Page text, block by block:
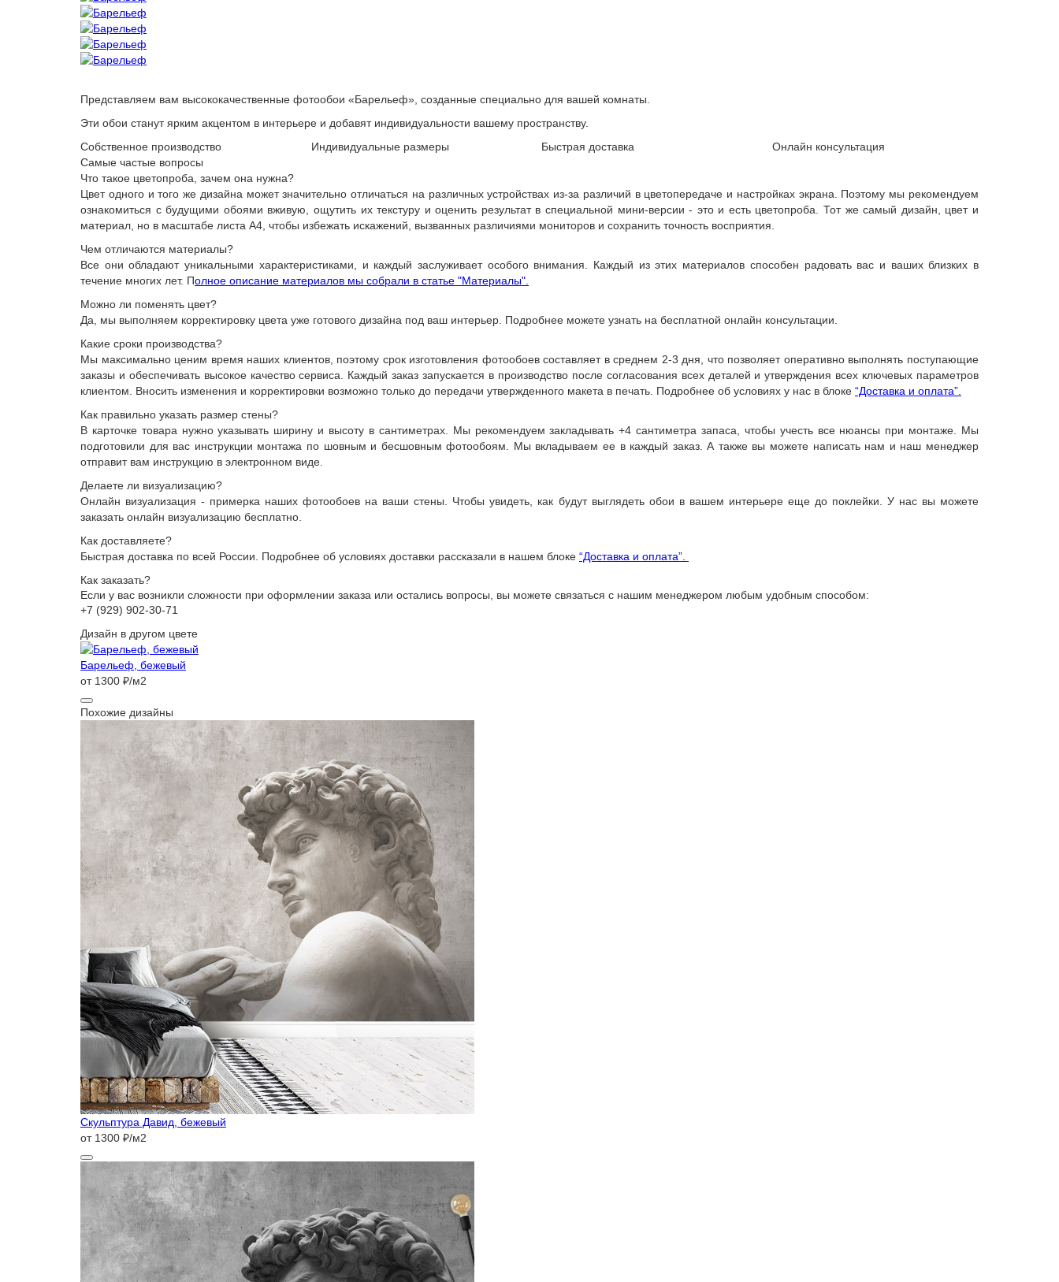
Представляем вам высококачественные фотообои «Барельеф», созданные специально для вашей комнаты.
Эти обои станут ярким акцентом в интерьере и добавят индивидуальности вашему пространству.
Собственное производство
Индивидуальные размеры Быстрая доставка
Онлайн консультация
Самые частые вопросы
Что такое цветопроба, зачем она нужна?
Цвет одного и того же дизайна может значительно отличаться на различных устройствах из-за различий в цветопередаче и настройках экрана. Поэтому мы рекомендуем
ознакомиться с будущими обоями вживую, ощутить их текстуру и оценить результат в специальной мини-версии - это и есть цветопроба. Тот же самый дизайн, цвет и
материал, но в масштабе листа А4, чтобы избежать искажений, вызванных различиями мониторов и сохранить точность восприятия.
Чем отличаются материалы?
Все они обладают уникальными характеристиками, и каждый заслуживает особого внимания. Каждый из этих материалов способен радовать вас и ваших близких в
течение многих лет. Полное описание материалов мы собрали в статье "Материалы".
Можно ли поменять цвет?
Да, мы выполняем корректировку цвета уже готового дизайна под ваш интерьер. Подробнее можете узнать на бесплатной онлайн консультации.
Какие сроки производства?
Мы максимально ценим время наших клиентов, поэтому срок изготовления фотообоев составляет в среднем 2-3 дня, что позволяет оперативно выполнять поступающие
заказы и обеспечивать высокое качество сервиса. Каждый заказ запускается в производство после согласования всех деталей и утверждения всех ключевых параметров
клиентом. Вносить изменения и корректировки возможно только до передачи утвержденного макета в печать. Подробнее об условиях у нас в блоке “Доставка и оплата”.
Как правильно указать размер стены?
В карточке товара нужно указывать ширину и высоту в сантиметрах. Мы рекомендуем закладывать +4 сантиметра запаса, чтобы учесть все нюансы при монтаже. Мы
подготовили для вас инструкции монтажа по шовным и бесшовным фотообоям. Мы вкладываем ее в каждый заказ. А также вы можете написать нам и наш менеджер
отправит вам инструкцию в электронном виде.
Делаете ли визуализацию?
Онлайн визуализация - примерка наших фотообоев на ваши стены. Чтобы увидеть, как будут выглядеть обои в вашем интерьере еще до поклейки. У нас вы можете
заказать онлайн визуализацию бесплатно.
Как доставляете?
Быстрая доставка по всей России. Подробнее об условиях доставки рассказали в нашем блоке “Доставка и оплата”.
Как заказать?
Если у вас возникли сложности при оформлении заказа или остались вопросы, вы можете связаться с нашим менеджером любым удобным способом:
+7 (929) 902-30-71
Дизайн в другом цвете
Барельеф, бежевый
от 1300 ₽/м2
Похожие дизайны
Скульптура Давид, бежевый
от 1300 ₽/м2